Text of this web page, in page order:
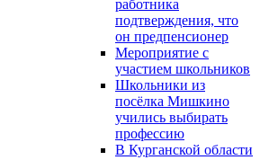
работника
подтверждения, что
он предпенсионер
Мероприятие с
участием школьников
Школьники из
посёлка Мишкино
учились выбирать
профессию
В Курганской области